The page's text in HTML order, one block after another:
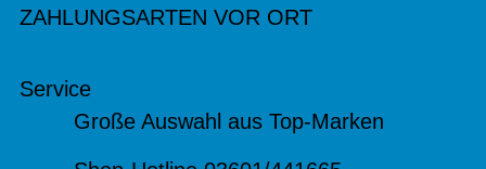
ZAHLUNGSARTEN VOR ORT
Service
Große Auswahl aus Top-Marken